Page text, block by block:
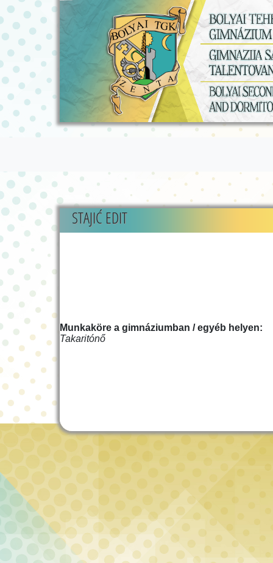
STAJIĆ EDIT
Munkaköre a gimnáziumban / egyéb helyen:
Takaritónő